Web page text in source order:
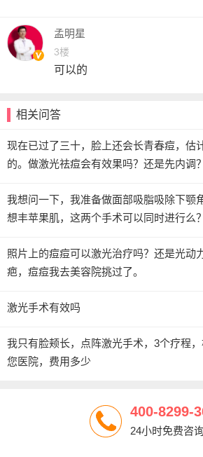
孟明星
3楼
可以的
相关问答
现在已过了三十，脸上还会长青春痘，估
的。做激光祛痘会有效果吗？还是先内调？
我想问一下，我准备做面部吸脂吸除下颚
想丰苹果肌，这两个手术可以同时进行么
术吗？
照片上的痘痘可以激光治疗吗？还是光动
疤，痘痘我去美容院挑过了。
激光手术有效吗
我只有脸颊长，点阵激光手术，3个疗程
您医院，费用多少
400-8299-
24小时免费咨